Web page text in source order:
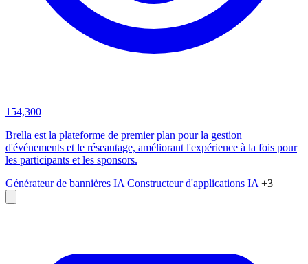
154,300
Brella est la plateforme de premier plan pour la gestion
d'événements et le réseautage, améliorant l'expérience à la fois pour
les participants et les sponsors.
Générateur de bannières IA Constructeur d'applications IA +3